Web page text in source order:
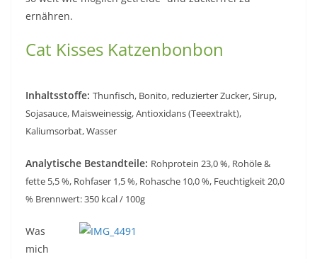
ernähren.
Cat Kisses Katzenbonbon
Inhaltsstoffe: Thunfisch, Bonito, reduzierter Zucker, Sirup,
Sojasauce, Maisweinessig, Antioxidans (Teeextrakt),
Kaliumsorbat, Wasser
Analytische Bestandteile: Rohprotein 23,0 %, Rohöle &
fette 5,5 %, Rohfaser 1,5 %, Rohasche 10,0 %, Feuchtigkeit 20,0
% Brennwert: 350 kcal / 100g
Was
mich